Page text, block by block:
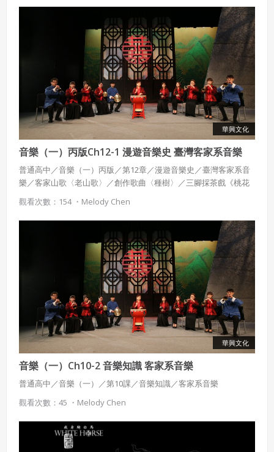
華興文化
音樂（一）丙版Ch12-1 漫遊音樂史 臺灣客家系音樂
普通高中／音樂（一）丙版／第12章／漫遊音樂史／臺灣客家系音
樂／客家山歌〈老山歌〉／創作歌曲〈種樹〉／三腳採茶戲《桃花
過渡》
觀看次數：154 ・ Melody Chen
華興文化
音樂（一）Ch10-2 音樂知識 客家系音樂
普通高中／音樂（一）／第10課／音樂知識／客家系音樂
觀看次數：45 ・ Melody Chen
還沒有註冊帳號嗎？點擊立刻註冊
想起密碼了嗎？點擊立刻登入
已經有註冊帳號了嗎？點擊 立刻登入
會員得於本系統內使用授權內容，除經著作權人有標示採取
創用CC授權或其他授權者，會員不得重製、轉載、散布或類
似方法流通授權內容。
本系統防盜拷措施或類似措施，會員不得予以破解、破壞或
以其他方法規避。
會員使用本系統之費用，由吉寶系統公司定之並按月收取。
吉寶系統公司得不定期公告與調整費用。
四、會員授權
會員享有其創作之衍生著作的著作權，但會員同意吉寶系統
公司得於該著作權存續期間內無償使用，包括再授權之權
利。
會員聲明並保證會員於使用本系統時創作、上傳或張貼的著
作物，會員享有所有權或經合法授權。
如會員違反前項約定致吉寶系統公司遭追訴、請求或求償
者，吉寶系統公司應立即通知會員，必要時本系統得移除爭
議內容。會員應協助相關程序並負擔吉寶系統公司因此所生
支出（包括律師費用）、損害及損失。
六、終止
會員違反本合約或本系統任一規定者，吉寶系統公司得終止
本合約。
本合約終止後，會員不得對吉寶系統公司主張任何費用、補
七、合意管轄